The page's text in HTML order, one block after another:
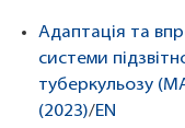
Адаптація та
системи
туберкульозу
(2023)/EN